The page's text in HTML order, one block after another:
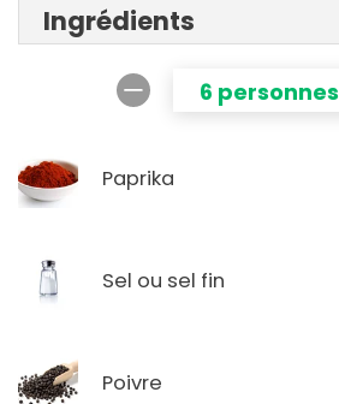
Ingrédients
6 personnes
Paprika
Sel ou sel fin
Poivre